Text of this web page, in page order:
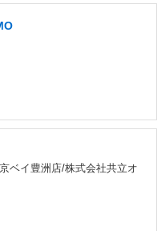
ベイ豊洲店/株式会社共立オ